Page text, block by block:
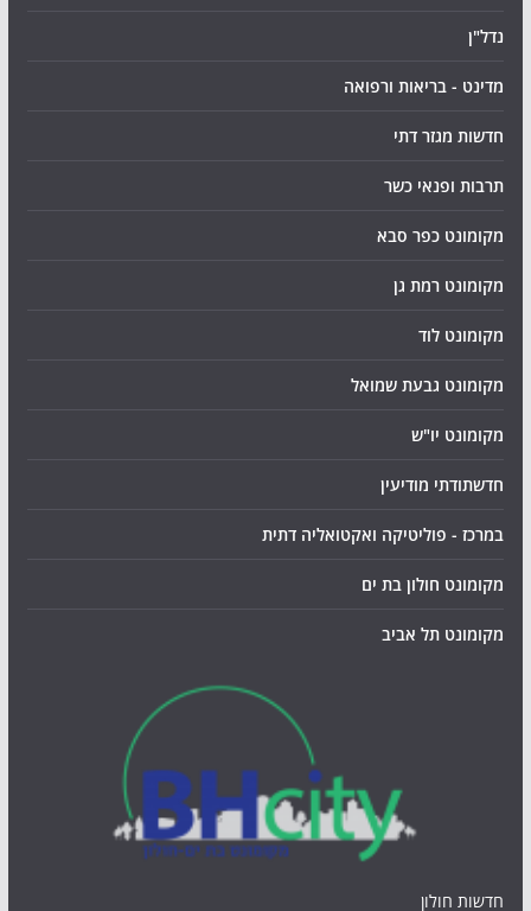
נדל"ן
מדינט - בריאות ורפואה
חדשות מגזר דתי
תרבות ופנאי כשר
מקומונט כפר סבא
מקומונט רמת גן
מקומונט לוד
מקומונט גבעת שמואל
מקומונט יו"ש
חדשתודתי מודיעין
במרכז - פוליטיקה ואקטואליה דתית
מקומונט חולון בת ים
מקומונט תל אביב
חדשות חולון